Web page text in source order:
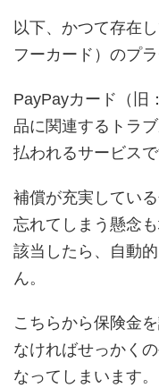
以下、かつて存在
フーカード）のプ
PayPayカード（旧
品に関連するトラ
払われるサービスで
補償が充実してい
忘れてしまう懸念
該当したら、自動
ん。
こちらから保険金
なければせっかく
なってしまいます。